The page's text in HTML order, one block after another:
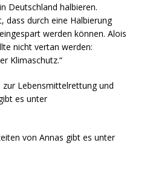
Deutschland halbieren.
dass durch eine Halbierung
werden können. Alois
nicht vertan werden:
Klimaschutz.“
Lebensmittelrettung und
es unter
von Annas gibt es unter